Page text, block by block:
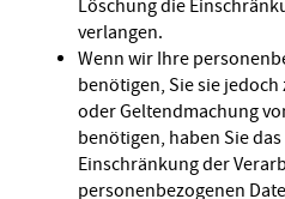
Löschung die
verlangen.
Wenn wir Ihre
benötigen, Sie sie
oder Geltendmachung
benötigen, haben Sie
Einschränkung der
personenbezogenen